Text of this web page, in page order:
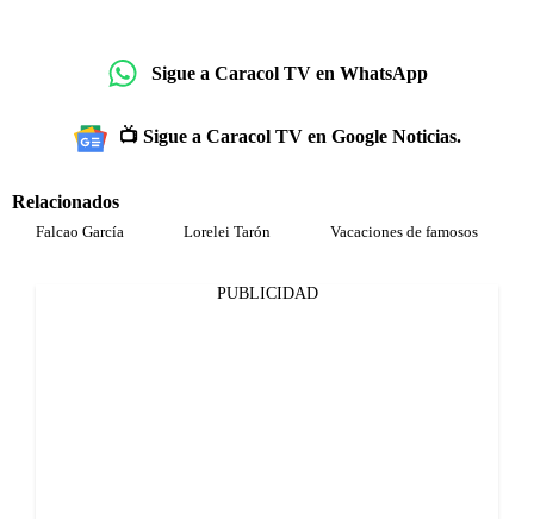
Sigue a Caracol TV en WhatsApp
📺 Sigue a Caracol TV en Google Noticias.
Relacionados
Falcao García Lorelei Tarón Vacaciones de famosos
PUBLICIDAD